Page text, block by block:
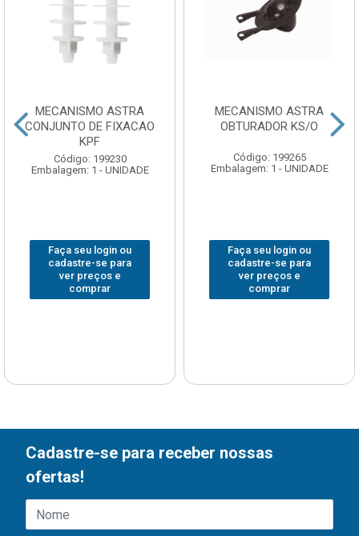
MECANISMO ASTRA
CONJUNTO DE FIXACAO
KPF
Código: 199230
Embalagem: 1 - UNIDADE
Faça seu login ou
cadastre-se para
ver preços e
comprar
MECANISMO ASTRA
OBTURADOR KS/O
Código: 199265
Embalagem: 1 - UNIDADE
Faça seu login ou
cadastre-se para
ver preços e
comprar
Cadastre-se para receber nossas
ofertas!